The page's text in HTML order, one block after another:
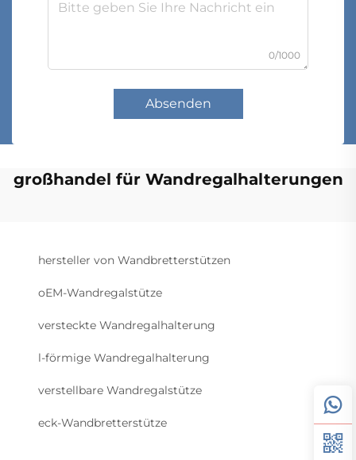
0/1000
Absenden
großhandel für Wandregalhalterungen
hersteller von Wandbretterstützen
oEM-Wandregalstütze
versteckte Wandregalhalterung
l-förmige Wandregalhalterung
verstellbare Wandregalstütze
eck-Wandbretterstütze